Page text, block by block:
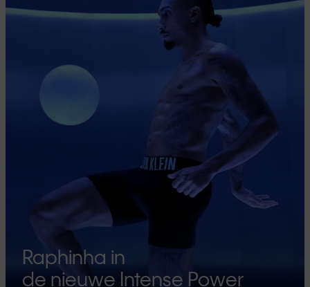
Raphinha in
de nieuwe Intense Power